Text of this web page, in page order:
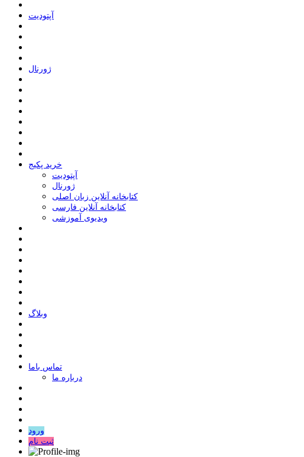
ﺁﭘﺘﻮﺩﯾﺖ
ﮊﻭﺭﻧﺎﻝ
خرید پکیج
ﺁﭘﺘﻮﺩﯾﺖ
ﮊﻭﺭﻧﺎﻝ
کتابخانه آنلاین زبان اصلی
کتابخانه آنلاین فارسی
ویدیوی آموزشی
وبلاگ
ﺗﻤﺎﺱ ﺑﺎﻣﺎ
درباره ما
ورود
ثبت نام